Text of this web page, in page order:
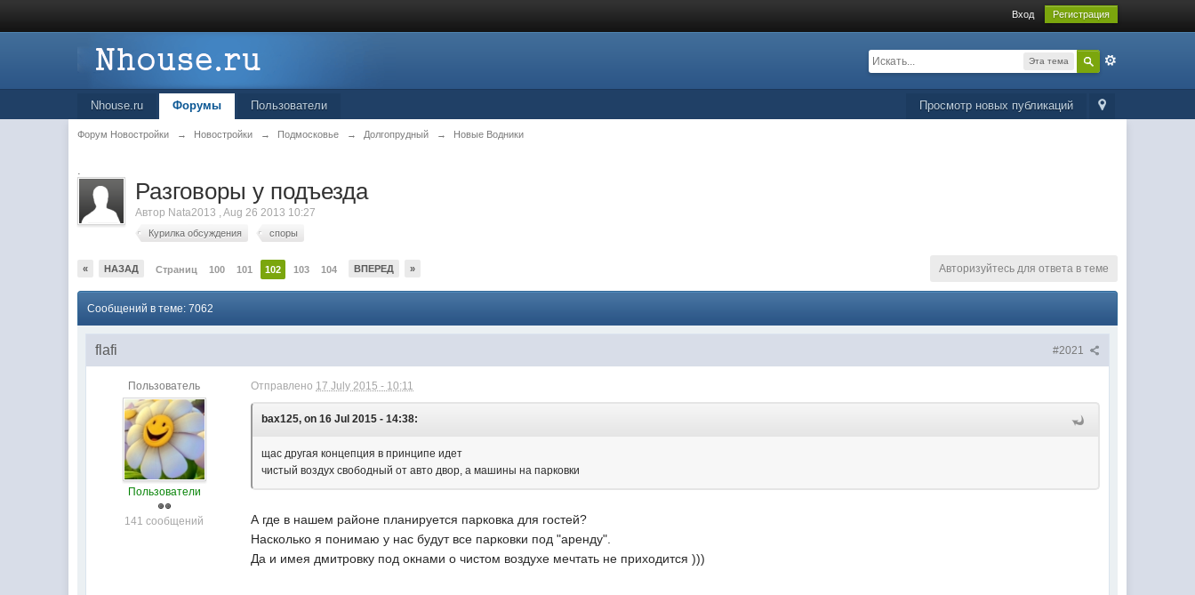
Вход Регистрация
Эта тема
Просмотр новых публикаций
Nhouse.ru Форумы Пользователи
Форум Новостройки → Новостройки → Подмосковье → Долгопрудный → Новые Водники
.
Разговоры у подъезда
Автор Nata2013 ,Aug 26 2013 10:27
Курилка обсуждения споры
« НАЗАД Страниц 100 101 102 103 104 ВПЕРЕД » Авторизуйтесь для ответа в теме
Сообщений в теме: 7062
#2021
flafi
Пользователь
Пользователи
141 сообщений
Отправлено 17 July 2015 - 10:11
bax125, on 16 Jul 2015 - 14:38:
щас другая концепция в принципе идет
чистый воздух свободный от авто двор, а машины на парковки
А где в нашем районе планируется парковка для гостей?
Насколько я понимаю у нас будут все парковки под "аренду".
Да и имея дмитровку под окнами о чистом воздухе мечтать не приходится )))